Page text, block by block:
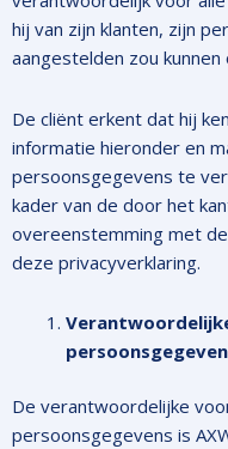
hij van zijn klanten, zijn
aangestelden zou kunnen
De cliënt erkent dat hij
informatie hieronder en
persoonsgegevens te
kader van de door het
overeenstemming met
deze privacyverklaring.
De verantwoordelijke
persoonsgegevens is